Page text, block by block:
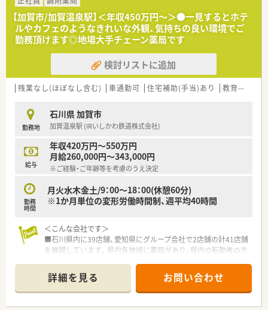
【加賀市/加賀温泉駅】＜年収450万円～＞●一見するとホテ
ルやカフェのようなきれいな外観、気持ちの良い環境でご
勤務頂けます◎地場大手チェーン薬局です
検討リストに追加
残業なし(ほぼなし含む) 車通勤可 住宅補助(手当)あり 教育制度あり
勤務地
石川県 加賀市
加賀温泉駅 (IRいしかわ鉄道株式会社)
給与
年収420万円～550万円
月給260,000円～343,000円
※ご経験・ご年齢等を考慮のうえ決定
勤務
時間
月火水木金土/9：00～18：00(休憩60分)
※1か月単位の変形労働時間制、週平均40時間
＜こんな会社です＞
■石川県内に39店舗、愛知県にグループ会社で2店舗の計41店舗
を展開しています。県内各地域に薬局があり、県内の転勤者の方
■薬局としての機能だけではなく、サプリメントやカフェなども
作っています。
＜店舗特徴＞
■カフェのようなおしゃれな薬局です。
詳細を見る お問い合わせ